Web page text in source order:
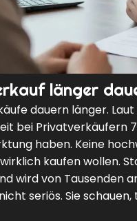
länger
dauern länger.
bei Privatverkäufern
haben. Keine
kaufen wollen.
wird von Tausenden
seriös. Sie